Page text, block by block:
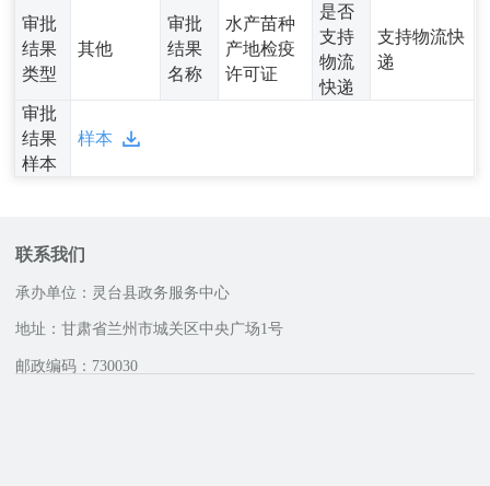
审批
结果
类型
其他
审批
结果
名称
水产苗种
产地检疫
许可证
是否
支持
物流
快递
支持物流快
递
审批
结果
样本
样本
联系我们
承办单位：灵台县政务服务中心
地址：甘肃省兰州市城关区中央广场1号
邮政编码：730030